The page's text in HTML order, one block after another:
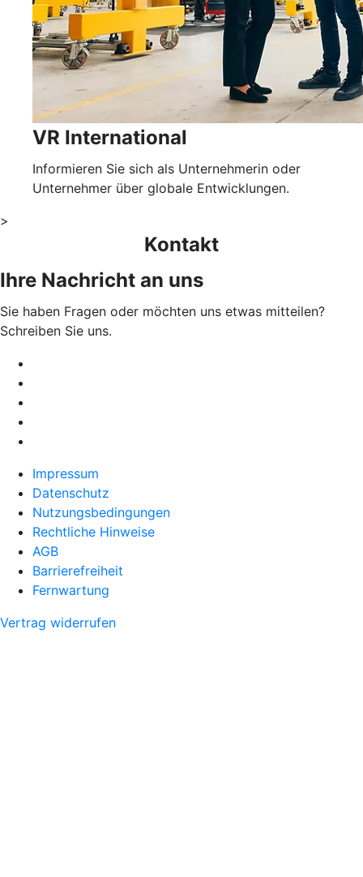
VR International
Informieren Sie sich als Unternehmerin oder
Unternehmer über globale Entwicklungen.
>
Kontakt
Ihre Nachricht an uns
Sie haben Fragen oder möchten uns etwas mitteilen?
Schreiben Sie uns.
Impressum
Datenschutz
Nutzungsbedingungen
Rechtliche Hinweise
AGB
Barrierefreiheit
Fernwartung
Vertrag widerrufen